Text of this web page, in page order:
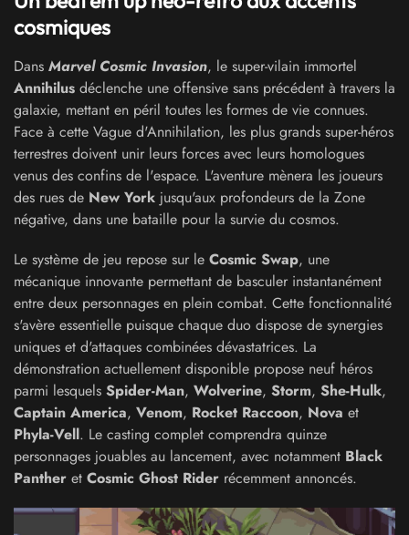
cosmiques
Dans Marvel Cosmic Invasion, le super-vilain immortel
Annihilus déclenche une offensive sans précédent à travers la
galaxie, mettant en péril toutes les formes de vie connues.
Face à cette Vague d'Annihilation, les plus grands super-héros
terrestres doivent unir leurs forces avec leurs homologues
venus des confins de l'espace. L'aventure mènera les joueurs
des rues de New York jusqu'aux profondeurs de la Zone
négative, dans une bataille pour la survie du cosmos.
Le système de jeu repose sur le Cosmic Swap, une
mécanique innovante permettant de basculer instantanément
entre deux personnages en plein combat. Cette fonctionnalité
s'avère essentielle puisque chaque duo dispose de synergies
uniques et d'attaques combinées dévastatrices. La
démonstration actuellement disponible propose neuf héros
parmi lesquels Spider-Man, Wolverine, Storm, She-Hulk,
Captain America, Venom, Rocket Raccoon, Nova et
Phyla-Vell. Le casting complet comprendra quinze
personnages jouables au lancement, avec notamment Black
Panther et Cosmic Ghost Rider récemment annoncés.